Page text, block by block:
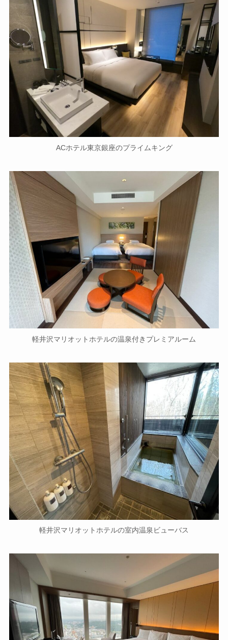
ACホテル東京銀座のプライムキング
軽井沢マリオットホテルの温泉付きプレミアルーム
軽井沢マリオットホテルの室内温泉ビューバス